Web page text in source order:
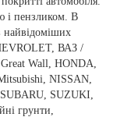
і пензликом. В
найвідоміших
ВАЗ /
Wall, HONDA,
NISSAN,
SUZUKI,
грунти,